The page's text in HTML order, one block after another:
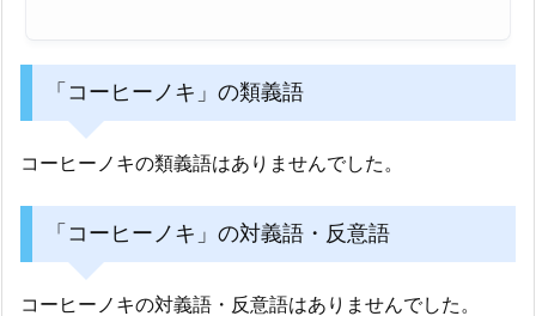
「コーヒーノキ」の類義語
コーヒーノキの類義語はありませんでした。
「コーヒーノキ」の対義語・反意語
コーヒーノキの対義語・反意語はありませんでした。